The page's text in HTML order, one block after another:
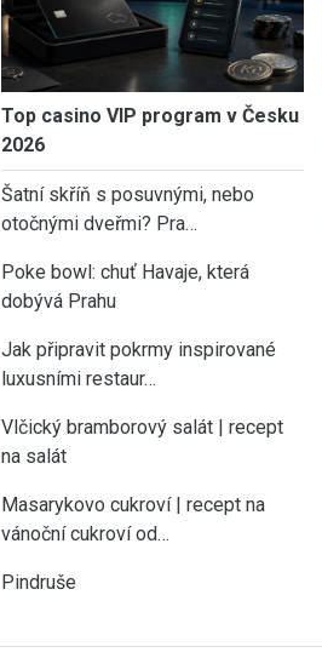
Top casino VIP program v Česku
2026
Šatní skříň s posuvnými, nebo
otočnými dveřmi? Pra…
Poke bowl: chuť Havaje, která
dobývá Prahu
Jak připravit pokrmy inspirované
luxusními restaur…
Vlčický bramborový salát | recept
na salát
Masarykovo cukroví | recept na
vánoční cukroví od…
Pindruše